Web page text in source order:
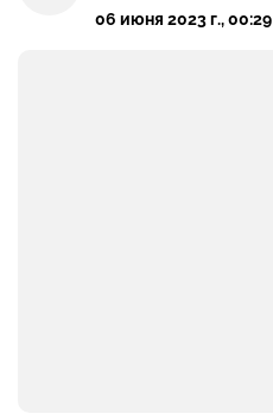
06 июня 2023 г., 00:29